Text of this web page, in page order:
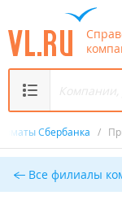
Сбербанка /
Все филиалы